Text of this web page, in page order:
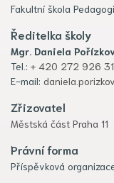
Fakultní škola
Ředitelka školy
Mgr. Daniela
Tel.: + 420 272 926
E-mail:
Zřizovatel
Městská část Praha 11
Právní forma
Příspěvková